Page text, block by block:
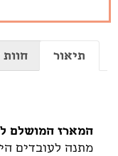
תיאור חוות
המארז המושלם
מתנה לעובדים